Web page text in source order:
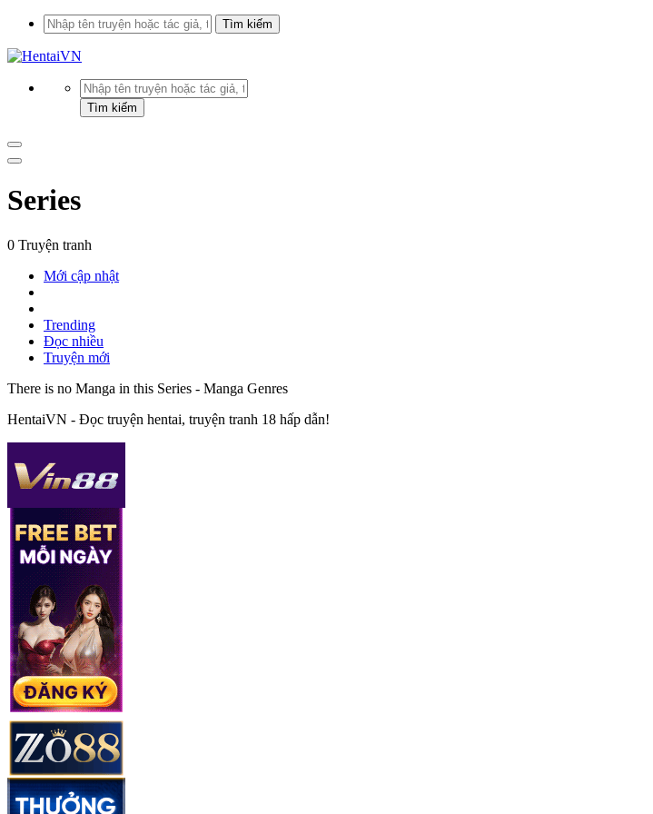
Series
0 Truyện tranh
Mới cập nhật
Trending
Đọc nhiều
Truyện mới
There is no Manga in this Series - Manga Genres
HentaiVN - Đọc truyện hentai, truyện tranh 18 hấp dẫn!